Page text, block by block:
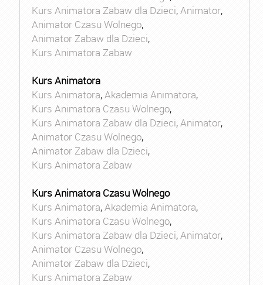
Kurs Animatora Zabaw dla Dzieci,Animator,
Animator Czasu Wolnego,
Animator Zabaw dla Dzieci,
Kurs Animatora Zabaw
Kurs Animatora
Kurs Animatora,Akademia Animatora,
Kurs Animatora Czasu Wolnego,
Kurs Animatora Zabaw dla Dzieci,Animator,
Animator Czasu Wolnego,
Animator Zabaw dla Dzieci,
Kurs Animatora Zabaw
Kurs Animatora Czasu Wolnego
Kurs Animatora,Akademia Animatora,
Kurs Animatora Czasu Wolnego,
Kurs Animatora Zabaw dla Dzieci,Animator,
Animator Czasu Wolnego,
Animator Zabaw dla Dzieci,
Kurs Animatora Zabaw